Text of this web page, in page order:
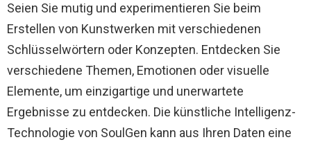
Seien Sie mutig und experimentieren Sie beim
Erstellen von Kunstwerken mit verschiedenen
Schlüsselwörtern oder Konzepten. Entdecken Sie
verschiedene Themen, Emotionen oder visuelle
Elemente, um einzigartige und unerwartete
Ergebnisse zu entdecken. Die künstliche Intelligenz-
Technologie von SoulGen kann aus Ihren Daten eine